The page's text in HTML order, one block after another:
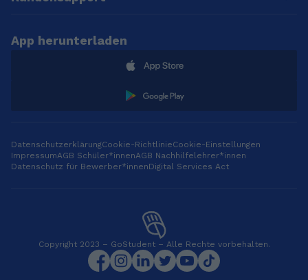
App herunterladen
DatenschutzerklärungCookie-RichtlinieCookie-Einstellungen
ImpressumAGB Schüler*innenAGB Nachhilfelehrer*innen
Datenschutz für Bewerber*innenDigital Services Act
Copyright 2023 – GoStudent – Alle Rechte vorbehalten.